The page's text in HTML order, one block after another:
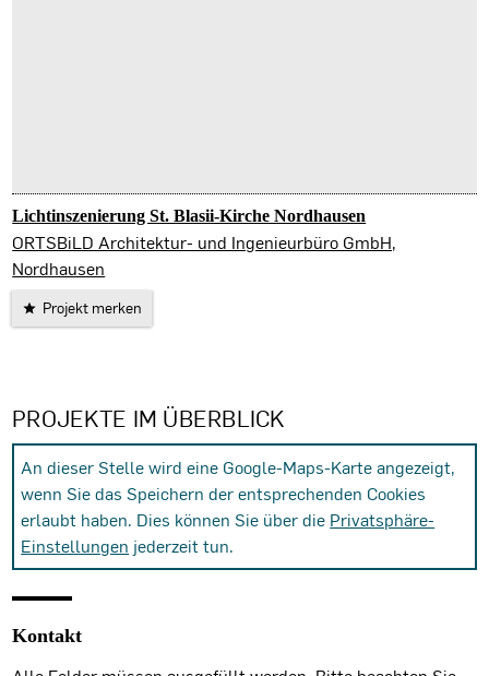
Lichtinszenierung St. Blasii-Kirche Nordhausen
ORTSBiLD Architektur- und Ingenieurbüro GmbH,
Nordhausen
Projekt merken
PROJEKTE IM ÜBERBLICK
An dieser Stelle wird eine Google-Maps-Karte angezeigt,
wenn Sie das Speichern der entsprechenden Cookies
erlaubt haben. Dies können Sie über die Privatsphäre-
Einstellungen jederzeit tun.
Kontakt